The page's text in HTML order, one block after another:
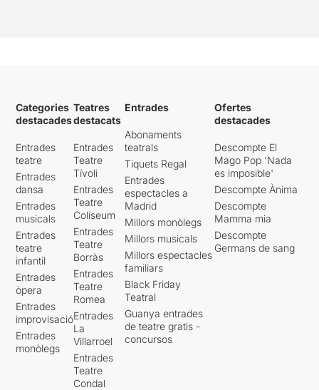
Categories
destacades
Entrades
teatre
Entrades
dansa
Entrades
musicals
Entrades
teatre
infantil
Entrades
òpera
Entrades
improvisació
Entrades
monòlegs
Teatres
destacats
Entrades
Teatre
Tívoli
Entrades
Teatre
Coliseum
Entrades
Teatre
Borràs
Entrades
Teatre
Romea
Entrades
La
Villarroel
Entrades
Teatre
Condal
Entrades
Abonaments
teatrals
Tiquets Regal
Entrades
espectacles a
Madrid
Millors monòlegs
Millors musicals
Millors espectacles
familiars
Black Friday
Teatral
Guanya entrades
de teatre gratis -
concursos
Ofertes
destacades
Descompte El
Mago Pop 'Nada
es imposible'
Descompte Ànima
Descompte
Mamma mia
Descompte
Germans de sang